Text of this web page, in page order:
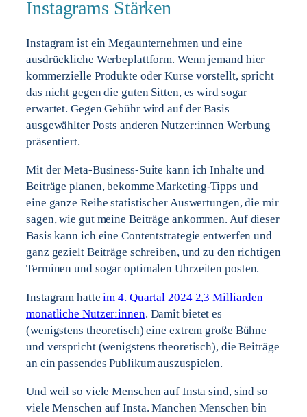
Instagrams Stärken
Instagram ist ein Megaunternehmen und eine
ausdrückliche Werbeplattform. Wenn jemand hier
kommerzielle Produkte oder Kurse vorstellt, spricht
das nicht gegen die guten Sitten, es wird sogar
erwartet. Gegen Gebühr wird auf der Basis
ausgewählter Posts anderen Nutzer:innen Werbung
präsentiert.
Mit der Meta-Business-Suite kann ich Inhalte und
Beiträge planen, bekomme Marketing-Tipps und
eine ganze Reihe statistischer Auswertungen, die mir
sagen, wie gut meine Beiträge ankommen. Auf dieser
Basis kann ich eine Contentstrategie entwerfen und
ganz gezielt Beiträge schreiben, und zu den richtigen
Terminen und sogar optimalen Uhrzeiten posten.
Instagram hatteim 4. Quartal 2024 2,3 Milliarden
monatliche Nutzer:innen. Damit bietet es
(wenigstens theoretisch) eine extrem große Bühne
und verspricht (wenigstens theoretisch), die Beiträge
an ein passendes Publikum auszuspielen.
Und weil so viele Menschen auf Insta sind, sind so
viele Menschen auf Insta. Manchen Menschen bin